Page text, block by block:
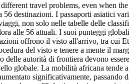
travel problems, even when
56 destinazioni. I passaporti asiatici
non solo nelle tabelle delle
alle 56 attuali. I suoi punteggi
offrono il visto all'arrivo, tra cui
del visto e tenere a mente il
autorità di frontiera devono
globale. La mobilità africana
significativamente,